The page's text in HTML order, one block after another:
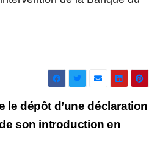
le dépôt d’une déclaration
son introduction en